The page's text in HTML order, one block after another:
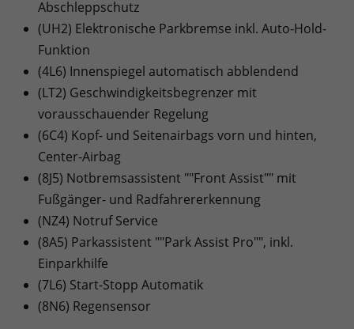
Abschleppschutz
(UH2) Elektronische Parkbremse inkl. Auto-Hold-
Funktion
(4L6) Innenspiegel automatisch abblendend
(LT2) Geschwindigkeitsbegrenzer mit
vorausschauender Regelung
(6C4) Kopf- und Seitenairbags vorn und hinten,
Center-Airbag
(8J5) Notbremsassistent ""Front Assist"" mit
Fußgänger- und Radfahrererkennung
(NZ4) Notruf Service
(8A5) Parkassistent ""Park Assist Pro"", inkl.
Einparkhilfe
(7L6) Start-Stopp Automatik
(8N6) Regensensor